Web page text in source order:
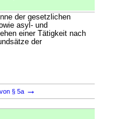
der gesetzlichen
asyl- und
einer Tätigkeit nach
der
§ 5a →